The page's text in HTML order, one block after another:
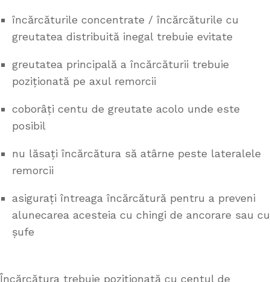
încărcăturile concentrate / încărcăturile cu
greutatea distribuită inegal trebuie evitate
greutatea principală a încărcăturii trebuie
poziționată pe axul remorcii
coborâți centu de greutate acolo unde este
posibil
nu lăsați încărcătura să atârne peste lateralele
remorcii
asigurați întreaga încărcătură pentru a preveni
alunecarea acesteia cu chingi de ancorare sau cu
șufe
Încărcătura trebuie poziționată cu centul de